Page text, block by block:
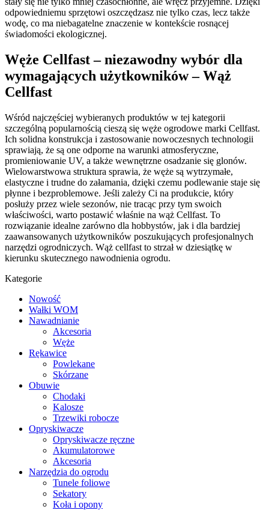
odpowiedniemu sprzętowi oszczędzasz nie tylko czas, lecz także
wodę, co ma niebagatelne znaczenie w kontekście rosnącej
świadomości ekologicznej.
Węże Cellfast – niezawodny wybór dla
wymagających użytkowników – Wąż
Cellfast
Wśród najczęściej wybieranych produktów w tej kategorii
szczególną popularnością cieszą się węże ogrodowe marki Cellfast.
Ich solidna konstrukcja i zastosowanie nowoczesnych technologii
sprawiają, że są one odporne na warunki atmosferyczne,
promieniowanie UV, a także wewnętrzne osadzanie się glonów.
Wielowarstwowa struktura sprawia, że węże są wytrzymałe,
elastyczne i trudne do załamania, dzięki czemu podlewanie staje się
płynne i bezproblemowe. Jeśli zależy Ci na produkcie, który
posłuży przez wiele sezonów, nie tracąc przy tym swoich
właściwości, warto postawić właśnie na wąż Cellfast. To
rozwiązanie idealne zarówno dla hobbystów, jak i dla bardziej
zaawansowanych użytkowników poszukujących profesjonalnych
narzędzi ogrodniczych. Wąż cellfast to strzał w dziesiątkę w
kierunku skutecznego nawodnienia ogrodu.
Kategorie
Nowość
Wałki WOM
Nawadnianie
Akcesoria
Węże
Rękawice
Powlekane
Skórzane
Obuwie
Chodaki
Kalosze
Trzewiki robocze
Opryskiwacze
Opryskiwacze ręczne
Akumulatorowe
Akcesoria
Narzędzia do ogrodu
Tunele foliowe
Sekatory
Koła i opony